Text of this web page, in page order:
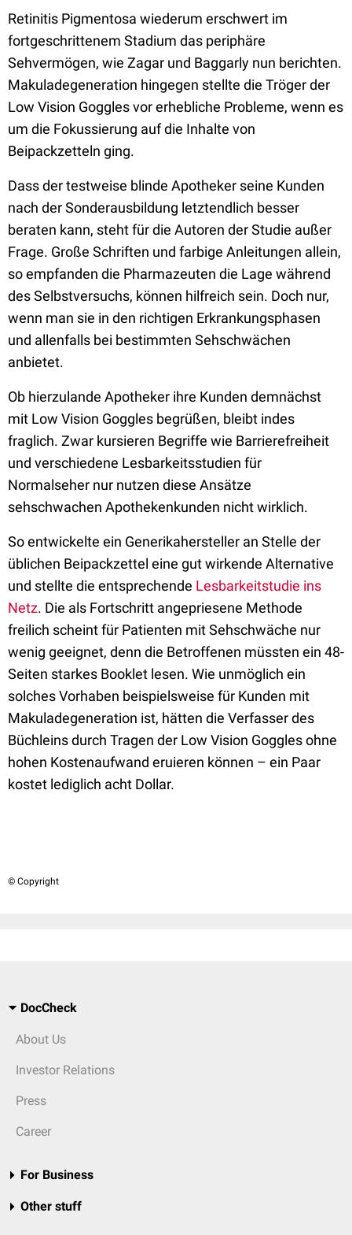
Retinitis Pigmentosa wiederum erschwert im
fortgeschrittenem Stadium das periphäre
Sehvermögen, wie Zagar und Baggarly nun berichten.
Makuladegeneration hingegen stellte die Tröger der
Low Vision Goggles vor erhebliche Probleme, wenn es
um die Fokussierung auf die Inhalte von
Beipackzetteln ging.
Dass der testweise blinde Apotheker seine Kunden
nach der Sonderausbildung letztendlich besser
beraten kann, steht für die Autoren der Studie außer
Frage. Große Schriften und farbige Anleitungen allein,
so empfanden die Pharmazeuten die Lage während
des Selbstversuchs, können hilfreich sein. Doch nur,
wenn man sie in den richtigen Erkrankungsphasen
und allenfalls bei bestimmten Sehschwächen
anbietet.
Ob hierzulande Apotheker ihre Kunden demnächst
mit Low Vision Goggles begrüßen, bleibt indes
fraglich. Zwar kursieren Begriffe wie Barrierefreiheit
und verschiedene Lesbarkeitsstudien für
Normalseher nur nutzen diese Ansätze
sehschwachen Apothekenkunden nicht wirklich.
So entwickelte ein Generikahersteller an Stelle der
üblichen Beipackzettel eine gut wirkende Alternative
und stellte die entsprechende Lesbarkeitstudie ins
Netz. Die als Fortschritt angepriesene Methode
freilich scheint für Patienten mit Sehschwäche nur
wenig geeignet, denn die Betroffenen müssten ein 48-
Seiten starkes Booklet lesen. Wie unmöglich ein
solches Vorhaben beispielsweise für Kunden mit
Makuladegeneration ist, hätten die Verfasser des
Büchleins durch Tragen der Low Vision Goggles ohne
hohen Kostenaufwand eruieren können – ein Paar
kostet lediglich acht Dollar.
© Copyright
DocCheck
About Us
Investor Relations
Press
Career
For Business
Other stuff